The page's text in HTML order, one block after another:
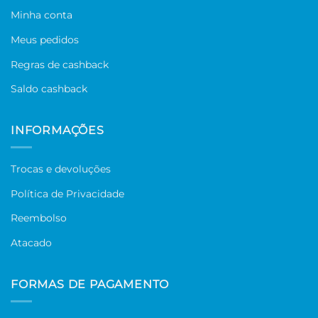
Minha conta
Meus pedidos
Regras de cashback
Saldo cashback
INFORMAÇÕES
Trocas e devoluções
Política de Privacidade
Reembolso
Atacado
FORMAS DE PAGAMENTO